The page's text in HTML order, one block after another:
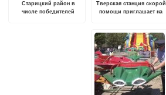
Старицкий район в
числе победителей
Тверская станция скорой
помощи приглашает на